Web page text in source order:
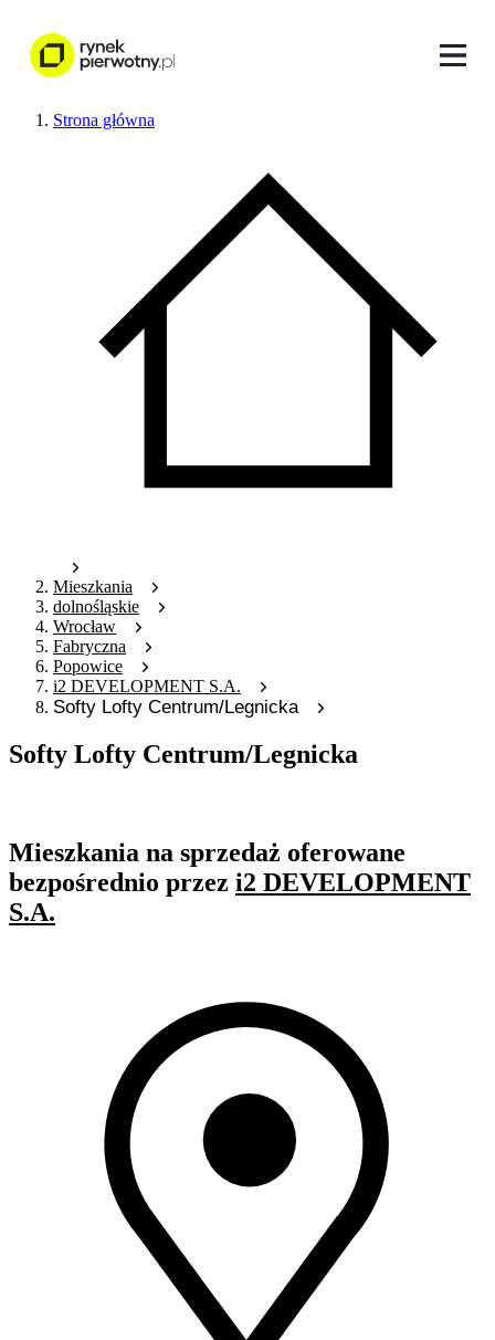
Strona główna
Mieszkania
dolnośląskie
Wrocław
Fabryczna
Popowice
i2 DEVELOPMENT S.A.
Softy Lofty Centrum/Legnicka
Softy Lofty Centrum/Legnicka
Mieszkania na sprzedaż oferowane
bezpośrednio przez i2 DEVELOPMENT
S.A.